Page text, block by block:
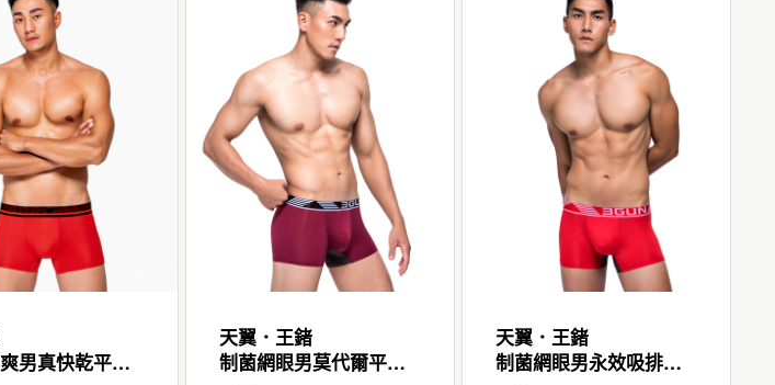
極彈涼爽男真快乾平口褲
天翼．王鍺
制菌網眼男莫代爾平口褲
天翼．王鍺
制菌網眼男永效吸排平口褲